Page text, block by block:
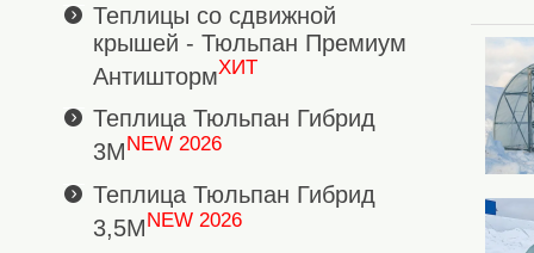
Теплицы со сдвижной
крышей - Тюльпан Премиум
АнтиштормХИТ
Теплица Тюльпан Гибрид
3М NEW 2026
Теплица Тюльпан Гибрид
3,5МNEW 2026